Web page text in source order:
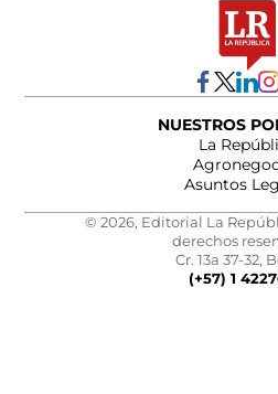
NUESTROS
La
Asuntos
© 2026, Editorial La
derechos
Cr. 13a 37-32,
(+57) 1